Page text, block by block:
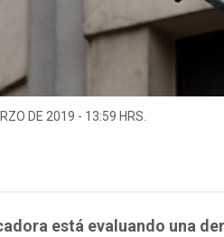
DE 2019 - 13:59 HRS.
está evaluando una